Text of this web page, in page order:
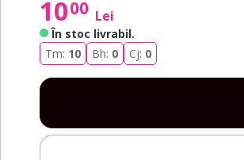
1000 Lei
În stoc livrabil.
Tm: 10 Bh: 0 Cj: 0